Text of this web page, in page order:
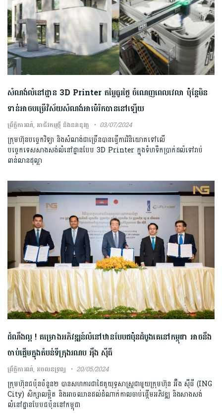
សំណង់លំនៅដ្ឋាន 3D Printer តម្លៃធូរថ្លៃ ចំណេញពេលវេលា ប៉ុន្តែមិន
ទាន់អាចបម្រើវិស័យសំណង់អាម៉េរិកបាននៅឡើយ
ព្រឹត្តិការណ៍, អាជីវកម្មថ្មី និងនវានុវត្ត 03/07/2024
ក្រុមហ៊ុនបច្ចេកវិទ្យា និងសំណង់ជាច្រើនបានធ្វើការវិនិយោគទៅលើ
បច្ចេកទេសសាងសង់លំនៅដ្ឋានបែប 3D Printer ក្នុងទំហទឹកប្រាក់ដល៉ទៅរាប់
ពាន់លានដុល្លា
ដំណឹងល្អ ! គម្រោងអភិវឌ្ឍន៍លំនៅឋានបែបជប៉ុនដំបូងគេនៅកម្ពុជា អាចនឹង
ចាប់ផ្ដើមក្នុងតំបន់ទីក្រុងរណប អុឹង ស៊ីធី
ព្រឹត្តិការណ៍, អចលនទ្រព្យ 20/05/2024
ក្រុមហ៊ុនជប៉ុនចំនួន២ បានសហការជាដៃគូយុទ្ធសាស្ត្រជាមួយក្រុមហ៊ុន អ៊ឹង ស៊ីធី (ING
City) សិក្សាលម្អិត និងអាចឈានដល់ដំណាក់កាលចាប់ផ្តើមអភិវឌ្ឍ និងសាងសង់
លំនៅដ្ឋានបែបជប៉ុននៅកម្ពុជា